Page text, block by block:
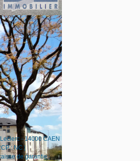
- 14000 CAEN
: NC |
de garantie :